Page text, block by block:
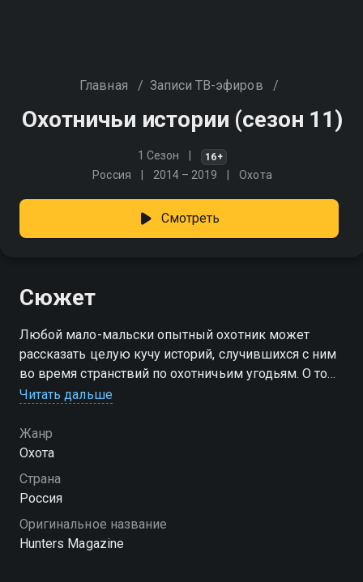
Главная / Записи ТВ-эфиров /
Охотничьи истории (сезон 11)
1 Сезон 16+
Россия 2014 – 2019 Охота
Смотреть
Сюжет
Любой мало-мальски опытный охотник может
рассказать целую кучу историй, случившихся с ним
во время странствий по охотничьим угодьям. О том,
как был добыт первый в жизни трофей, как
занудливый писк комаров
Посмотреть онлайн 11 сезон сериала Охотничьи
истории вы можете совершенно бесплатно в
Читать дальше
Жанр
Охота
Страна
Россия
Оригинальное название
Hunters Magazine